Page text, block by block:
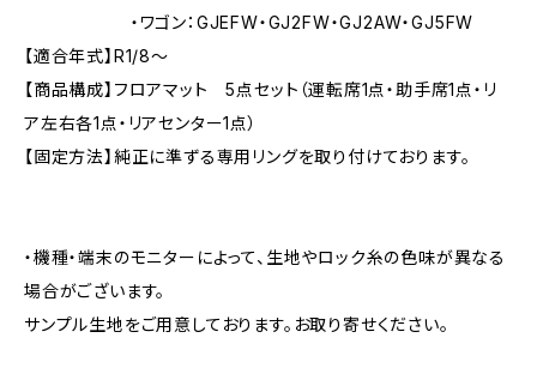
・ワゴン：GJEFW・GJ2FW・GJ2AW・GJ5FW
【適合年式】R1/8〜
【商品構成】フロアマット 5点セット（運転席1点・助手席1点・リ
ア左右各1点・リアセンター1点）
【固定方法】純正に準ずる専用リングを取り付けております。
・機種・端末のモニターによって、生地やロック糸の色味が異なる
場合がございます。
サンプル生地をご用意しております。お取り寄せください。